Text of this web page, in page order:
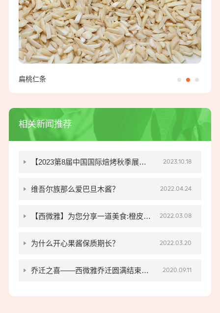
相关新闻推荐
【2023第8届中国国际焙烤秋季展览
会】西微雅参展圆满结束
2023.10.18
维吾尔族那么爱巴旦木酱？ 2022.04.24
【西微雅】为您分享一道美食:橙皮丁
美味烘焙小零食
2022.03.08
为什么开心果酱保质期长？ 2022.03.20
乔迁之喜——西微雅乔迁圆满结束现 2020.09.11